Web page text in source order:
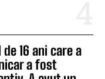
16 ani care a
a fost